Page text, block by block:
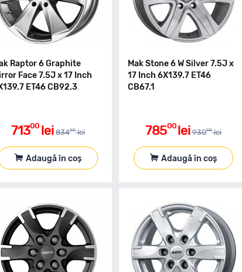
Raptor 6 Graphite
Face 7.5J x 17 Inch
ET46 CB92.3
71300 lei 83400 lei
Adaugă în coș
Mak Stone 6 W Silver 7.5J x
17 Inch 6X139.7 ET46
CB67.1
78500 lei 93000 lei
Adaugă în coș